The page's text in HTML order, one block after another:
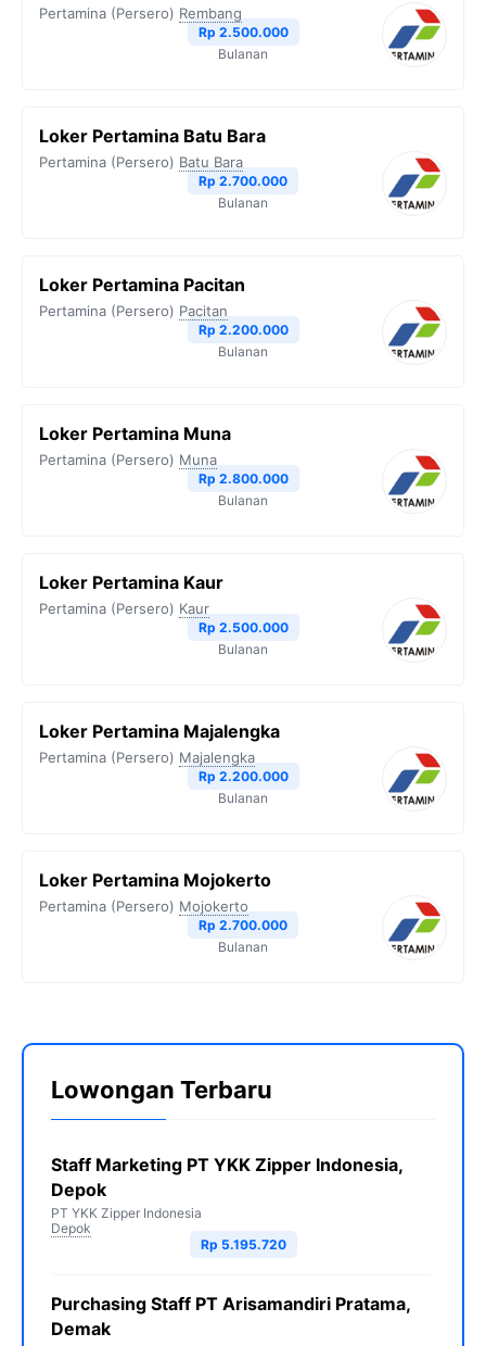
Pertamina (Persero) Rembang
Rp 2.500.000
Bulanan
Loker Pertamina Batu Bara
Pertamina (Persero) Batu Bara
Rp 2.700.000
Bulanan
Loker Pertamina Pacitan
Pertamina (Persero) Pacitan
Rp 2.200.000
Bulanan
Loker Pertamina Muna
Pertamina (Persero) Muna
Rp 2.800.000
Bulanan
Loker Pertamina Kaur
Pertamina (Persero) Kaur
Rp 2.500.000
Bulanan
Loker Pertamina Majalengka
Pertamina (Persero) Majalengka
Rp 2.200.000
Bulanan
Loker Pertamina Mojokerto
Pertamina (Persero) Mojokerto
Rp 2.700.000
Bulanan
Lowongan Terbaru
Staff Marketing PT YKK Zipper Indonesia,
Depok
PT YKK Zipper Indonesia
Depok
Rp 5.195.720
Purchasing Staff PT Arisamandiri Pratama,
Demak